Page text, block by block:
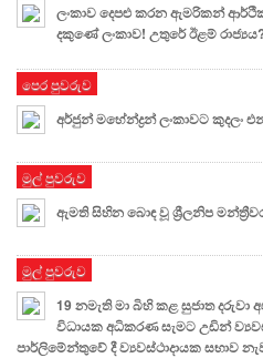
ලංකාව දෙපළු කරන ඇමරිකන්
දකුණේ ලංකාව! උතුරේ ඊළම්
පෙර පුවරුව
අර්ජුන් මහේන්ද්‍රන් ලංකාවට කුදලං
මුල් පුවරුව
ඇමති සිහින බොඳ වූ ශ්‍රීලනිප
මුල් පුවරුව
19 නමැති මා බිහි කළ සුජාත දරුවා
විධායක අධිකරණ සැමට උඩින්
පාර්ලිමේන්තුවේ දී ව්‍යවස්ථාදායක සභාව